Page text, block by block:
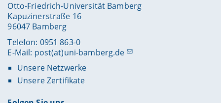
Otto-Friedrich-Universität Bamberg
Kapuzinerstraße 16
96047 Bamberg
Telefon: 0951 863-0
E-Mail: post(at)uni-bamberg.de
Unsere Netzwerke
Unsere Zertifikate